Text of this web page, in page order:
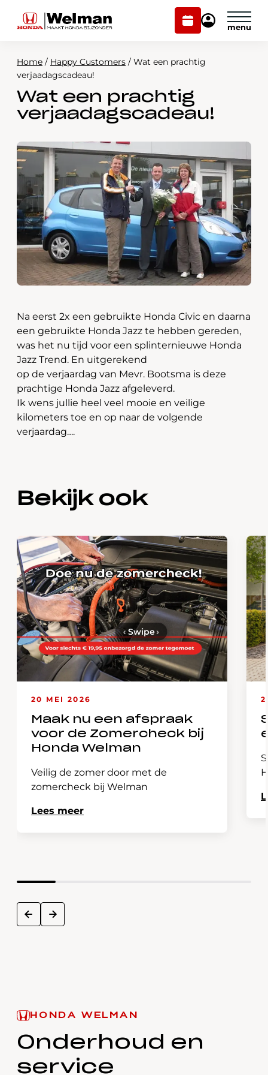
Plan
onderhoud
Mijn
Modellen
Voorraad
Over ons
Webshop
Contact
Plan onderhoud
Home / Happy Customers / Wat een prachtig
verjaadagscadeau!
Wat een prachtig
verjaadagscadeau!
Na eerst 2x een gebruikte Honda Civic en daarna
een gebruikte Honda Jazz te hebben gereden,
was het nu tijd voor een splinternieuwe Honda
Jazz Trend. En uitgerekend
op de verjaardag van Mevr. Bootsma is deze
prachtige Honda Jazz afgeleverd.
Ik wens jullie heel veel mooie en veilige
kilometers toe en op naar de volgende
verjaardag….
Bekijk ook
20 MEI 2026
Maak nu een afspraak
voor de Zomercheck bij
Honda Welman
Veilig de zomer door met de
zomercheck bij Welman
Lees meer
prev next
‹ Swipe›
HONDA WELMAN
Onderhoud en
service